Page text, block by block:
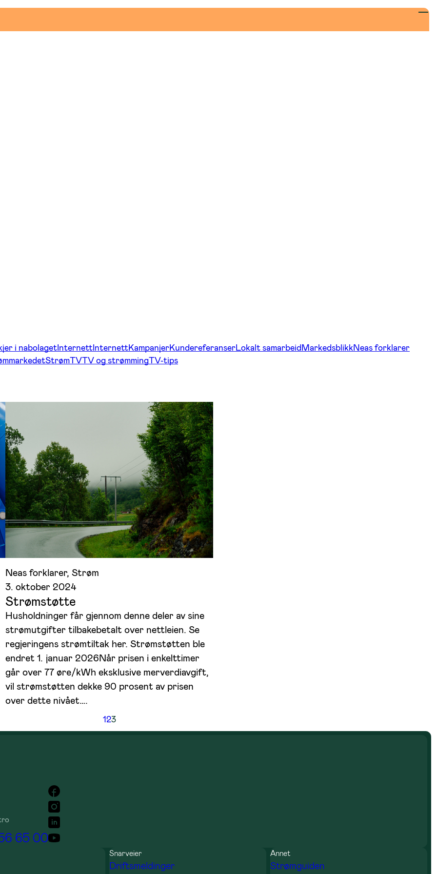
i nabolagetInternettInternettKampanjerKundereferanserLokalt samarbeidMarkedsblikkNeas forklarer
StrømTVTV og strømmingTV-tips
Neas forklarer, Strøm
3. oktober 2024
Strømstøtte
Husholdninger får gjennom denne deler av sine
strømutgifter tilbakebetalt over nettleien. Se
regjeringens strømtiltak her. Strømstøtten ble
endret 1. januar 2026Når prisen i enkelttimer
går over 77 øre/kWh eksklusive merverdiavgift,
vil strømstøtten dekke 90 prosent av prisen
over dette nivået….
123
65 00
Snarveier
Driftsmeldinger
Annet
Strømguiden